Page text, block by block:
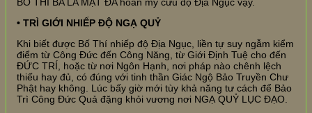
• TRÌ GIỚI NHIẾP ĐỘ NGẠ QUỶ
Khi biết được Bố Thí nhiếp độ Địa Ngục, liền tự suy ngẫm kiểm
điểm từ Công Đức đến Công Năng, từ Giới Định Tuệ cho đến
ĐỨC TRÍ, hoặc từ nơi Ngôn Hạnh, nơi pháp nào chênh lệch
thiếu hay đủ, có đúng với tinh thần Giác Ngộ Bảo Truyền Chư
Phật hay không. Lúc bấy giờ mới tùy khả năng tư cách để Bảo
Trì Công Đức Quả đặng khỏi vương nơi NGẠ QUỶ LỤC ĐẠO.